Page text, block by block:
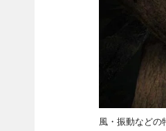
風・振動などの